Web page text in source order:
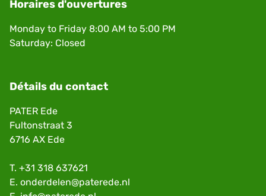
Horaires d'ouvertures
Monday to Friday 8:00 AM to 5:00 PM
Saturday: Closed
Détails du contact
PATER Ede
Fultonstraat 3
6716 AX Ede
T. +31 318 637621
E. onderdelen@paterede.nl